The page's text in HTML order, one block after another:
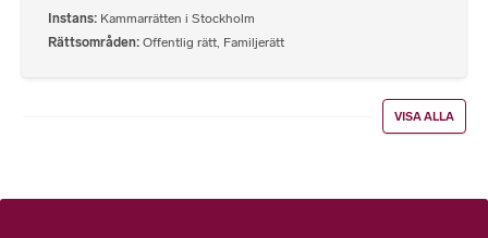
Instans Kammarrätten i Stockholm
Rättsområden Offentlig rätt Familjerätt
VISA ALLA